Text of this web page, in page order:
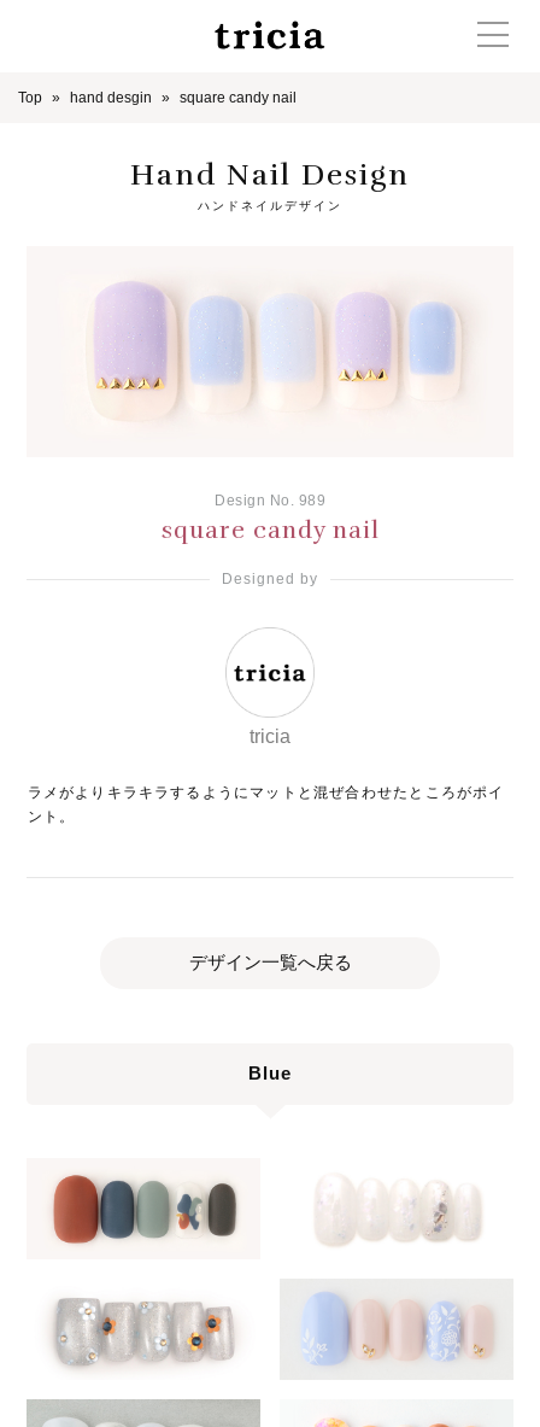
Top hand desgin square candy nail
Hand Nail Design
ハンドネイルデザイン
Design No. 989
square candy nail
Designed by
tricia
ラメがよりキラキラするようにマットと混ぜ合わせたところがポイ
ント。
デザイン一覧へ戻る
Blue